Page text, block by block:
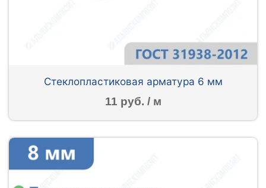
Стеклопластиковая арматура 6 мм
11 руб. / м